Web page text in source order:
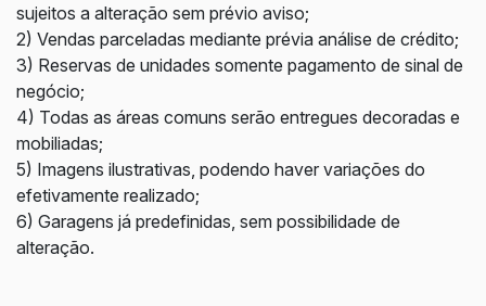
sujeitos a alteração sem prévio aviso;
2) Vendas parceladas mediante prévia análise de crédito;
3) Reservas de unidades somente pagamento de sinal de
negócio;
4) Todas as áreas comuns serão entregues decoradas e
mobiliadas;
5) Imagens ilustrativas, podendo haver variações do
efetivamente realizado;
6) Garagens já predefinidas, sem possibilidade de
alteração.